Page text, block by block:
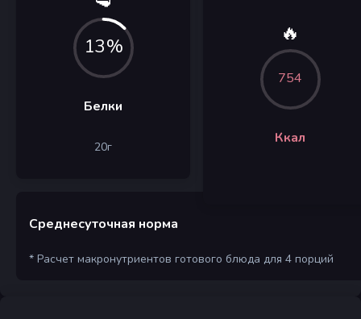
13%
Белки
20г
🔥
754
Ккал
Среднесуточная норма
* Расчет макронутриентов готового блюда для 4 порций